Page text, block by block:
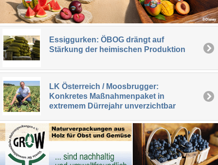
Essiggurken: ÖBOG drängt auf
Stärkung der heimischen Produktion
LK Österreich / Moosbrugger:
Konkretes Maßnahmenpaket in
extremem Dürrejahr unverzichtbar